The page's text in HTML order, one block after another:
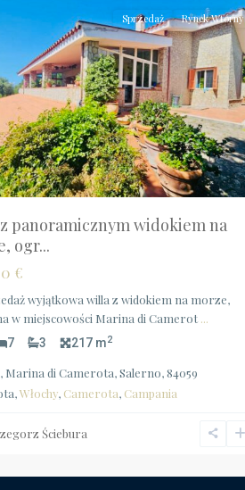
Sprzedaż Rynek Wtórny
panoramicznym widokiem na
ogr...
€
wyjątkowa willa z widokiem na morze,
w miejscowości Marina di Camerot...
7 3 217 m2
Marina di Camerota, Salerno, 84059
Włochy, Camerota, Campania
Ściebura